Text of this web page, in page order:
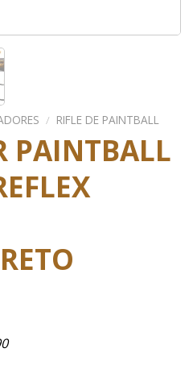
/ RIFLE DE PAINTBALL
PAINTBALL